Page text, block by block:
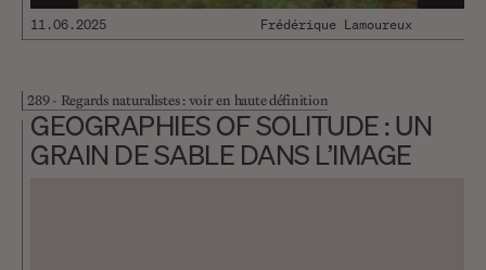
11.06.2025 Frédérique Lamoureux
289 - Regards naturalistes : voir en haute définition
GEOGRAPHIES OF SOLITUDE : UN
GRAIN DE SABLE DANS L’IMAGE